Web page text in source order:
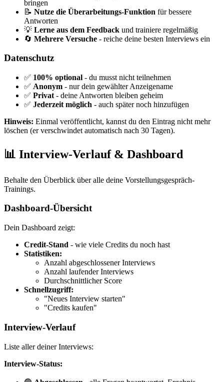
bringen
📝 Nutze die Überarbeitungs-Funktion für bessere
Antworten
💡 Lerne aus dem Feedback und trainiere regelmäßig
🔄 Mehrere Versuche - reiche deine besten Interviews ein
Datenschutz
✅ 100% optional - du musst nicht teilnehmen
✅ Anonym - nur dein gewählter Anzeigename
✅ Privat - deine Antworten bleiben geheim
✅ Jederzeit möglich - auch später noch hinzufügen
Hinweis: Einmal veröffentlicht, kannst du den Eintrag nicht mehr
löschen (er verschwindet automatisch nach 30 Tagen).
📊 Interview-Verlauf & Dashboard
Behalte den Überblick über alle deine Vorstellungsgespräch-
Trainings.
Dashboard-Übersicht
Dein Dashboard zeigt:
Credit-Stand - wie viele Credits du noch hast
Statistiken:
Anzahl abgeschlossener Interviews
Anzahl laufender Interviews
Durchschnittlicher Score
Schnellzugriff:
"Neues Interview starten"
"Credits kaufen"
Interview-Verlauf
Liste aller deiner Interviews:
Interview-Status: